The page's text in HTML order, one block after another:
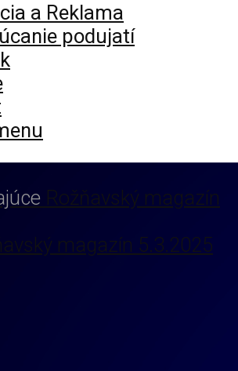
a Reklama
podujatí
Rožňavský magazín
magazín 5.3.2025